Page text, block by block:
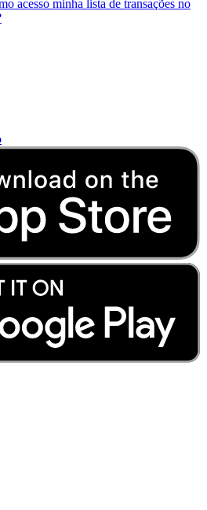
acesso minha lista de transações no